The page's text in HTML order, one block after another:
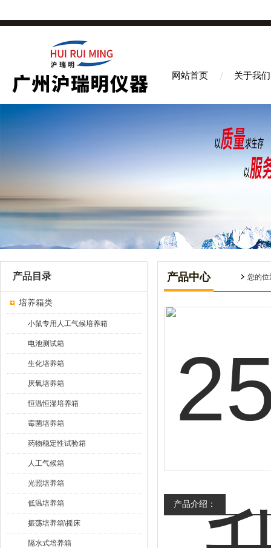
网站首页 关于我们
产品目录
培养箱类
小鼠专用人工气候培养箱
电池测试箱
生化培养箱
厌氧培养箱
恒温恒湿培养箱
霉菌培养箱
药物稳定性试验箱
人工气候箱
光照培养箱
低温培养箱
振荡培养箱\摇床
隔水式培养箱
产品中心 您的位
产品介绍：